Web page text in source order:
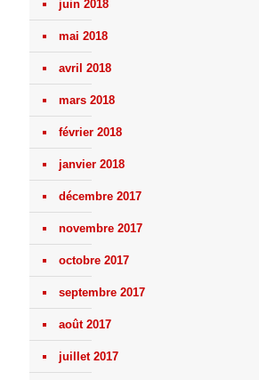
juin 2018
mai 2018
avril 2018
mars 2018
février 2018
janvier 2018
décembre 2017
novembre 2017
octobre 2017
septembre 2017
août 2017
juillet 2017